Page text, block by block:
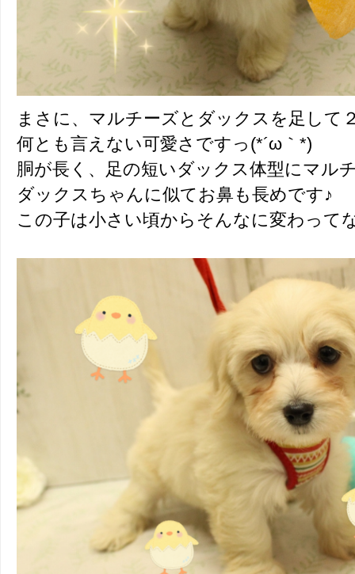
まさに、マルチーズとダックスを足して
何とも言えない可愛さですっ(*´ω｀*)
胴が長く、足の短いダックス体型にマル
ダックスちゃんに似てお鼻も長めです♪
この子は小さい頃からそんなに変わって